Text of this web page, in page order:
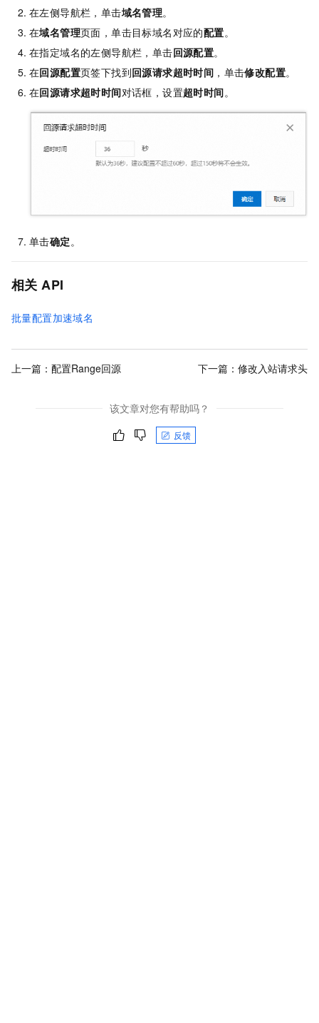
在左侧导航栏，单击域名管理。
在域名管理页面，单击目标域名对应的配置。
在指定域名的左侧导航栏，单击回源配置。
在回源配置页签下找到回源请求超时时间 ，单击修改配置。
在回源请求超时时间对话框，设置超时时间。
单击确定。
相关 API
批量配置加速域名
上一篇： 配置Range回源 下一篇： 修改入站请求头
该文章对您有帮助吗？
反馈